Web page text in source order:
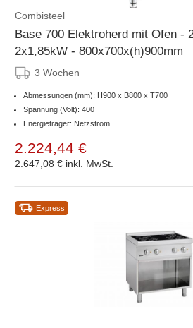
Combisteel
Base 700 Elektroherd mit Ofen -
2x1,85kW - 800x700x(h)900mm
3 Wochen
Abmessungen (mm): H900 x B800 x T700
Spannung (Volt): 400
Energieträger: Netzstrom
2.224,44 €
2.647,08 € inkl. MwSt.
Express